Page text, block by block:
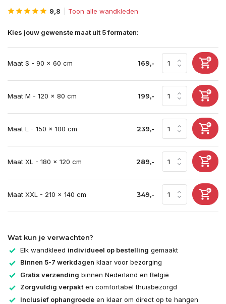
9,8 Toon alle wandkleden
Kies jouw gewenste maat uit 5 formaten:
Maat S - 90 x 60 cm 169,-
Maat M - 120 x 80 cm 199,-
Maat L - 150 x 100 cm 239,-
Maat XL - 180 x 120 cm 289,-
Maat XXL - 210 x 140 cm 349,-
Wat kun je verwachten?
Elk wandkleed individueel op bestelling gemaakt
Binnen 5-7 werkdagen klaar voor bezorging
Gratis verzending binnen Nederland en België
Zorgvuldig verpakten comfortabel thuisbezorgd
Inclusief ophangroede en klaar om direct op te hangen